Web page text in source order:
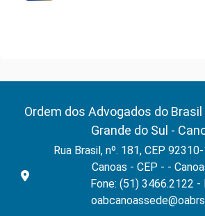
Ordem dos Advogados do
Grande do Sul -
Rua Brasil, nº. 181, CEP
Canoas - CEP - -
Fone: (51) 3466.2122 -